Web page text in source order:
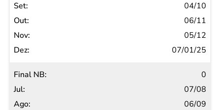
04/10
06/11
05/12
07/01/25
0
07/08
06/09